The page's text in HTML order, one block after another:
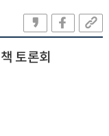
토론회